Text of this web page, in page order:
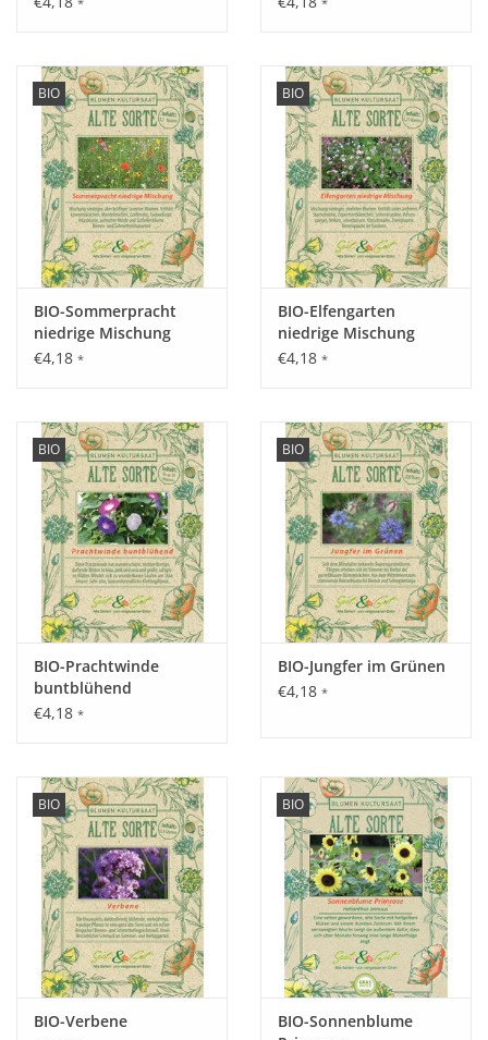
Aussaat:
Innen von März - April, von April - Mai im Freiland pflanzen.
Keimung:
Optimale Keimung bei 18 - 20°C, nach ca. 14 - 21 Tagen.
Kultur:
Pflanzabstand 30 cm in der Reihe, 30 cm zwischen den
Standort:
Sonnig, humoser, nährstoffreicher, gut durchlässiger Boden.
Ernte / Blüte:
Juli - Oktober.
Eine äußerst dekorative Schnittblume die auch von Bienen
und anderen bestäubenden Insekten besucht wird.
Tipp:
Regelmäßiges Gießen ist im Sommer unerlässlich, morgens
und abends sind ideale Zeitpunkte.
Inhalt:
0,45 g
BIO
BIO-Sommerpracht
niedrige Mischung
€4,18 *
BIO
BIO-Elfengarten
niedrige Mischung
€4,18 *
BIO
BIO-Prachtwinde
buntblühend
€4,18 *
BIO
BIO-Jungfer im Grünen
€4,18 *
BIO
BIO-Verbene
BIO
BIO-Sonnenblume